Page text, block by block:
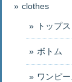
clothes
トップス
ボトム
ワンピ